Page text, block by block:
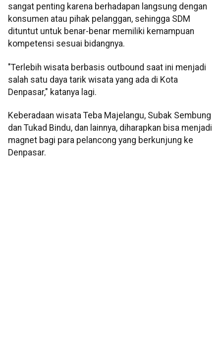
sangat penting karena berhadapan langsung dengan
konsumen atau pihak pelanggan, sehingga SDM
dituntut untuk benar-benar memiliki kemampuan
kompetensi sesuai bidangnya.
"Terlebih wisata berbasis outbound saat ini menjadi
salah satu daya tarik wisata yang ada di Kota
Denpasar," katanya lagi.
Keberadaan wisata Teba Majelangu, Subak Sembung
dan Tukad Bindu, dan lainnya, diharapkan bisa menjadi
magnet bagi para pelancong yang berkunjung ke
Denpasar.